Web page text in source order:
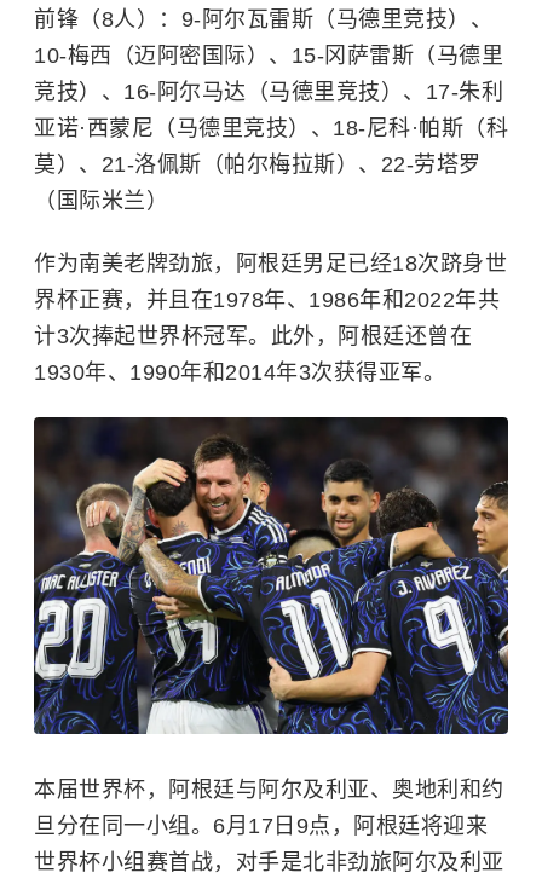
前锋（8人）：9-阿尔瓦雷斯（马德里竞技）、
10-梅西（迈阿密国际）、15-冈萨雷斯（马德里
竞技）、16-阿尔马达（马德里竞技）、17-朱利
亚诺·西蒙尼（马德里竞技）、18-尼科·帕斯（科
莫）、21-洛佩斯（帕尔梅拉斯）、22-劳塔罗
（国际米兰）
作为南美老牌劲旅，阿根廷男足已经18次跻身世
界杯正赛，并且在1978年、1986年和2022年共
计3次捧起世界杯冠军。此外，阿根廷还曾在
1930年、1990年和2014年3次获得亚军。
本届世界杯，阿根廷与阿尔及利亚、奥地利和约
旦分在同一小组。6月17日9点，阿根廷将迎来
世界杯小组赛首战，对手是北非劲旅阿尔及利亚